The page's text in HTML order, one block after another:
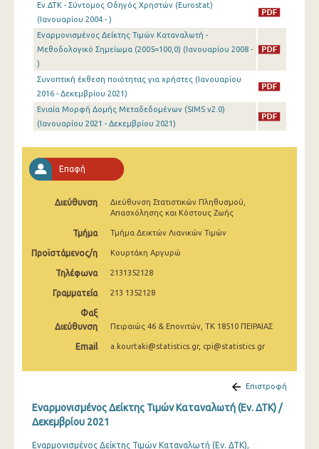
Σεπτεμβρίου 2025
Αυγούστου 2025
Ιουνίου 2025
Μαΐου 2025
Μαρτίου 2025
Ιανουαρίου 2025
Νοεμβρίου 2024
Οκτωβρίου 2024
Σεπτεμβρίου 2024
Αυγούστου 2024
Ιουλίου 2024
Μαΐου 2024
Εν.ΔΤΚ - Σύντομος Οδηγός Χρηστών (Eurostat)
(Ιανουαρίου 2004 - )
Εναρμονισμένος Δείκτης Τιμών Καταναλωτή -
Μεθοδολογικό Σημείωμα (2005=100,0) (Ιανουαρίου 2008 -
)
Συνοπτική έκθεση ποιότητας για χρήστες (Ιανουαρίου
2016 - Δεκεμβρίου 2021)
Ενιαία Μορφή Δομής Μεταδεδομένων (SIMS v2.0)
(Ιανουαρίου 2021 - Δεκεμβρίου 2021)
Επαφή
Διεύθυνση
Διεύθυνση Στατιστικών Πληθυσμού,
Απασχόλησης και Κόστους Ζωής
Τμήμα Τμήμα Δεικτών Λιανικών Τιμών
Προϊστάμενος/η Κουρτάκη Αργυρώ
Τηλέφωνα 2131352128
Γραμματεία 213 1352128
Φαξ
Διεύθυνση
Πειραιώς 46 & Επονιτών, ΤΚ 18510 ΠΕΙΡΑΙΑΣ
Email a.kourtaki@statistics.gr, cpi@statistics.gr
Επιστροφή
Εναρμονισμένος Δείκτης Τιμών Καταναλωτή (Εν. ΔΤΚ) /
Δεκεμβρίου 2021
Εναρμονισμένος Δείκτης Τιμών Καταναλωτή (Εν. ΔΤΚ),